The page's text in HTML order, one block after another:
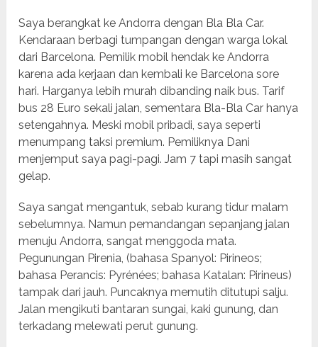
Saya berangkat ke Andorra dengan Bla Bla Car.
Kendaraan berbagi tumpangan dengan warga lokal
dari Barcelona. Pemilik mobil hendak ke Andorra
karena ada kerjaan dan kembali ke Barcelona sore
hari. Harganya lebih murah dibanding naik bus. Tarif
bus 28 Euro sekali jalan, sementara Bla-Bla Car hanya
setengahnya. Meski mobil pribadi, saya seperti
menumpang taksi premium. Pemiliknya Dani
menjemput saya pagi-pagi. Jam 7 tapi masih sangat
gelap.
Saya sangat mengantuk, sebab kurang tidur malam
sebelumnya. Namun pemandangan sepanjang jalan
menuju Andorra, sangat menggoda mata.
Pegunungan Pirenia, (bahasa Spanyol: Pirineos;
bahasa Perancis: Pyrénées; bahasa Katalan: Pirineus)
tampak dari jauh. Puncaknya memutih ditutupi salju.
Jalan mengikuti bantaran sungai, kaki gunung, dan
terkadang melewati perut gunung.